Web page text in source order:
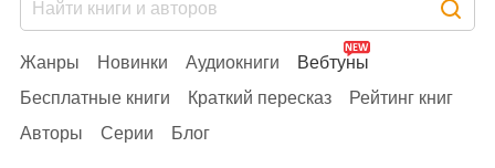
Жанры Новинки Аудиокниги
Вебтуны
Бесплатные книги
Краткий пересказ
Рейтинг книг
Авторы
Серии Блог